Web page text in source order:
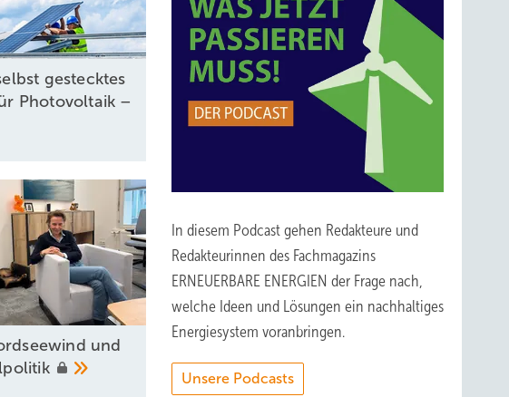
gestecktes
Photovoltaik –
und
In diesem Podcast gehen Redakteure und
Redakteurinnen des Fachmagazins
ERNEUERBARE ENERGIEN der Frage nach,
welche Ideen und Lösungen ein nachhaltiges
Energiesystem voranbringen.
Unsere Podcasts